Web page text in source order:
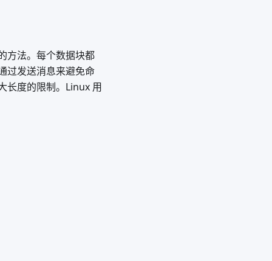
方法。每个数据块都
过发送消息来避免命
长度的限制。Linux 用